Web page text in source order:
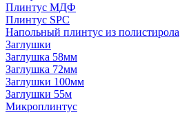
Плинтус МДФ
Плинтус SPC
Напольный плинтус из полистирола
Заглушки
Заглушка 58мм
Заглушка 72мм
Заглушки 100мм
Заглушки 55м
Микроплинтус